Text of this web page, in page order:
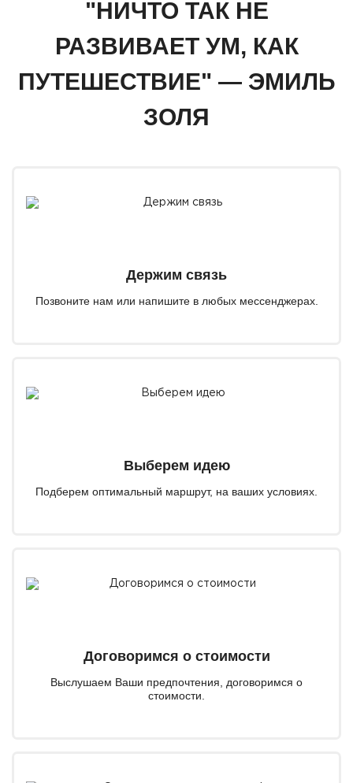
"НИЧТО ТАК НЕ
РАЗВИВАЕТ УМ, КАК
ПУТЕШЕСТВИЕ" — ЭМИЛЬ
ЗОЛЯ
Держим связь
Позвоните нам или напишите в любых мессенджерах.
Выберем идею
Подберем оптимальный маршрут, на ваших условиях.
Договоримся о стоимости
Выслушаем Ваши предпочтения, договоримся о
стоимости.